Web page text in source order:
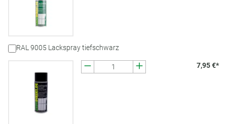
RAL 9005 Lackspray tiefschwarz
7,95 €*